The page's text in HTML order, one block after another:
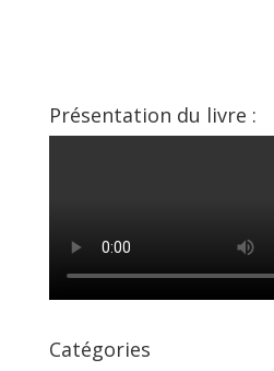
Présentation du livre :
Catégories